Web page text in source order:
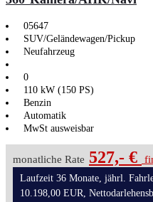
05647
SUV/Geländewagen/Pickup
Neufahrzeug
0
110 kW (150 PS)
Benzin
Automatik
MwSt ausweisbar
monatliche Rate 527,- €
Laufzeit 36 Monate, jährl.
10.198,00 EUR,